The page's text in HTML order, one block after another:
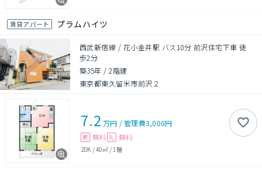
賃貸アパート プラムハイツ
西武新宿線 / 花小金井駅 バス10分 前沢住宅下車 徒
歩2分
築35年 /2階建
東京都東久留米市前沢２
7.2 万円 /管理費3,000円
敷 無料 礼 無料
2DK /40㎡/ 1階